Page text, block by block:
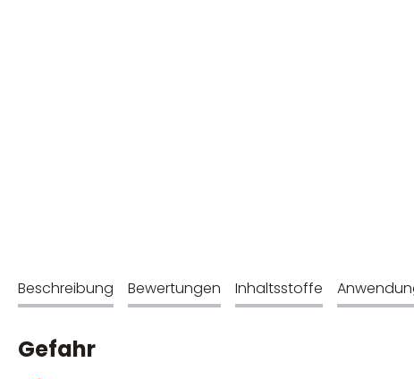
Beschreibung Bewertungen Inhaltsstoffe
Gefahr